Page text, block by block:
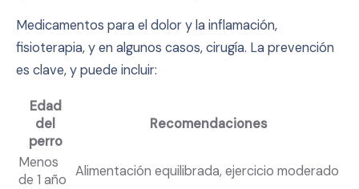
Medicamentos para el dolor y la inflamación,
fisioterapia, y en algunos casos, cirugía. La prevención
es clave, y puede incluir:
Edad
del
perro
Recomendaciones
Menos
de 1 año
Alimentación equilibrada, ejercicio moderado